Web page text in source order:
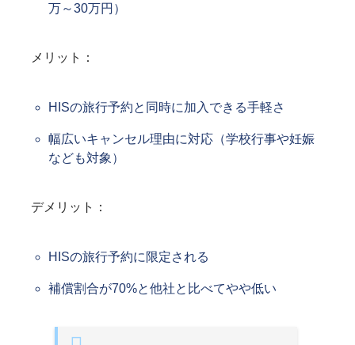
万～30万円）
メリット：
HISの旅行予約と同時に加入できる手軽さ
幅広いキャンセル理由に対応（学校行事や妊娠
なども対象）
デメリット：
HISの旅行予約に限定される
補償割合が70%と他社と比べてやや低い